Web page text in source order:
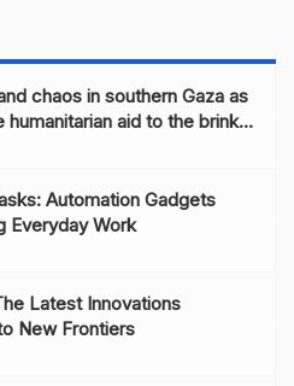
chaos in southern Gaza as
humanitarian aid to the brink
Automation Gadgets
Everyday Work
Latest Innovations
New Frontiers